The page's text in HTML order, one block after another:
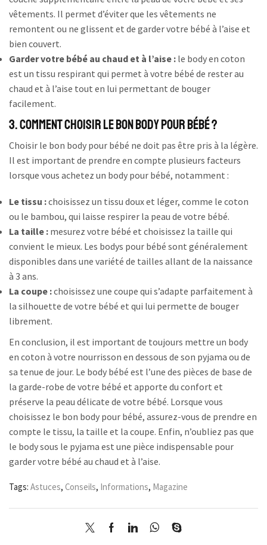
vêtements. Il permet d’éviter que les vêtements ne
remontent ou ne glissent et de garder votre bébé à l’aise et
bien couvert.
Garder votre bébé au chaud et à l’aise : le body en coton
est un tissu respirant qui permet à votre bébé de rester au
chaud et à l’aise tout en lui permettant de bouger
facilement.
3. Comment choisir le bon body pour bébé ?
Choisir le bon body pour bébé ne doit pas être pris à la légère.
Il est important de prendre en compte plusieurs facteurs
lorsque vous achetez un body pour bébé, notamment :
Le tissu :choisissez un tissu doux et léger, comme le coton
ou le bambou, qui laisse respirer la peau de votre bébé.
La taille : mesurez votre bébé et choisissez la taille qui
convient le mieux. Les bodys pour bébé sont généralement
disponibles dans une variété de tailles allant de la naissance
à 3 ans.
La coupe :choisissez une coupe qui s’adapte parfaitement à
la silhouette de votre bébé et qui lui permette de bouger
librement.
En conclusion, il est important de toujours mettre un body
en coton à votre nourrisson en dessous de son pyjama ou de
sa tenue de jour. Le body bébé est l’une des pièces de base de
la garde-robe de votre bébé et apporte du confort et
préserve la peau délicate de votre bébé. Lorsque vous
choisissez le bon body pour bébé, assurez-vous de prendre en
compte le tissu, la taille et la coupe. Enfin, n’oubliez pas que
le body sous le pyjama est une pièce indispensable pour
garder votre bébé au chaud et à l’aise.
Tags: Astuces, Conseils, Informations, Magazine